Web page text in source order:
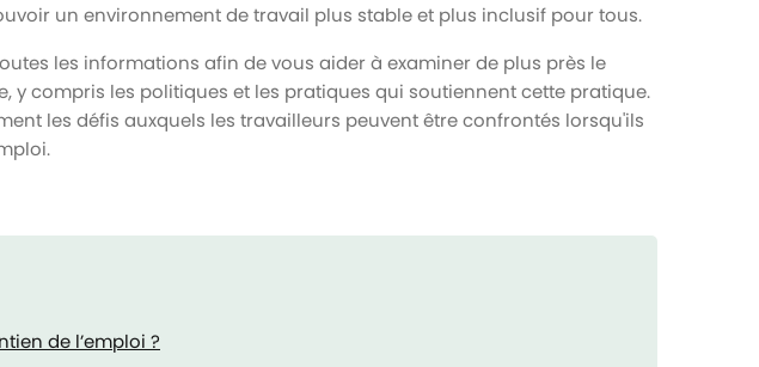
un environnement de travail plus stable et plus inclusif pour tous.
les informations afin de vous aider à examiner de plus près le
y compris les politiques et les pratiques qui soutiennent cette pratique.
les défis auxquels les travailleurs peuvent être confrontés lorsqu'ils
de l’emploi ?